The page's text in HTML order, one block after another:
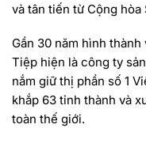
và tân tiến từ Cộng hòa
Gần 30 năm hình
Tiệp hiện là công ty
nắm giữ thị phần số 1
khắp 63 tỉnh thành và
toàn thế giới.